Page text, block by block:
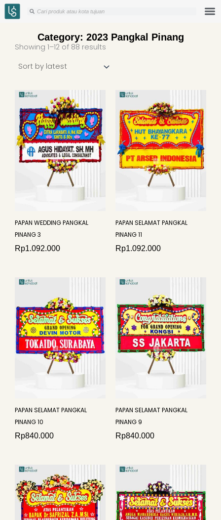
Skip
to
Search
Search
Category: 2023 Pangkal Pinang
Showing 1–12 of 88 results
PAPAN WEDDING PANGKAL
PINANG 3
Rp1.092.000
PAPAN SELAMAT PANGKAL
PINANG 11
Rp1.092.000
PAPAN SELAMAT PANGKAL
PINANG 10
Rp840.000
PAPAN SELAMAT PANGKAL
PINANG 9
Rp840.000